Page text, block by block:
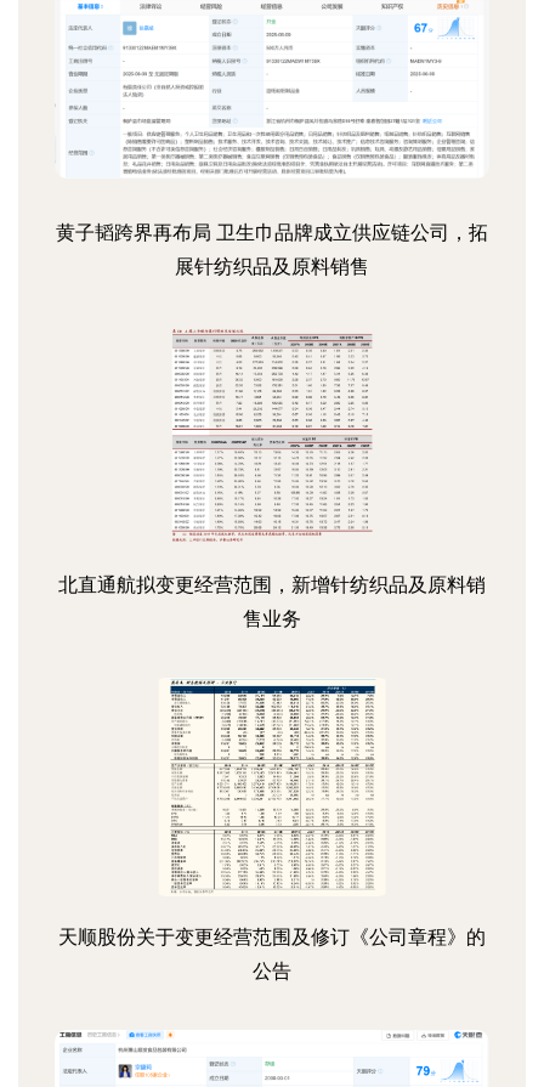
黄子韬跨界再布局 卫生巾品牌成立供应链公司，拓
展针纺织品及原料销售
北直通航拟变更经营范围，新增针纺织品及原料销
售业务
天顺股份关于变更经营范围及修订《公司章程》的
公告